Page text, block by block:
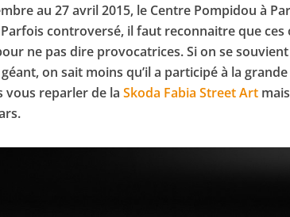
au 27 avril 2015, le Centre Pompidou à
Parfois controversé, il faut reconnaitre que
ne pas dire provocatrices. Si on se
on sait moins qu’il a participé à la
vous reparler de laSkoda Fabia Street Art